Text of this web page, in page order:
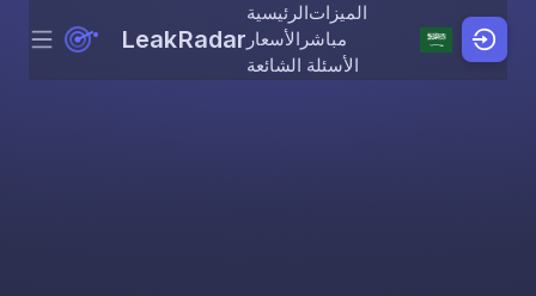
Skip to content
Menu LeakRadar
الرئيسيةالميزات
الأسعار مباشر
الأسئلة الشائعة